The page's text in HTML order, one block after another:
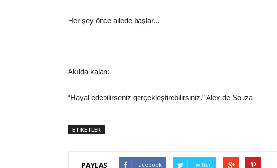
Her şey önce ailede başlar...
Akılda kalan:
“Hayal edebilirseniz gerçekleştirebilirsiniz.” Alex de Souza
ETİKETLER
PAYLAŞ Facebook Twitter